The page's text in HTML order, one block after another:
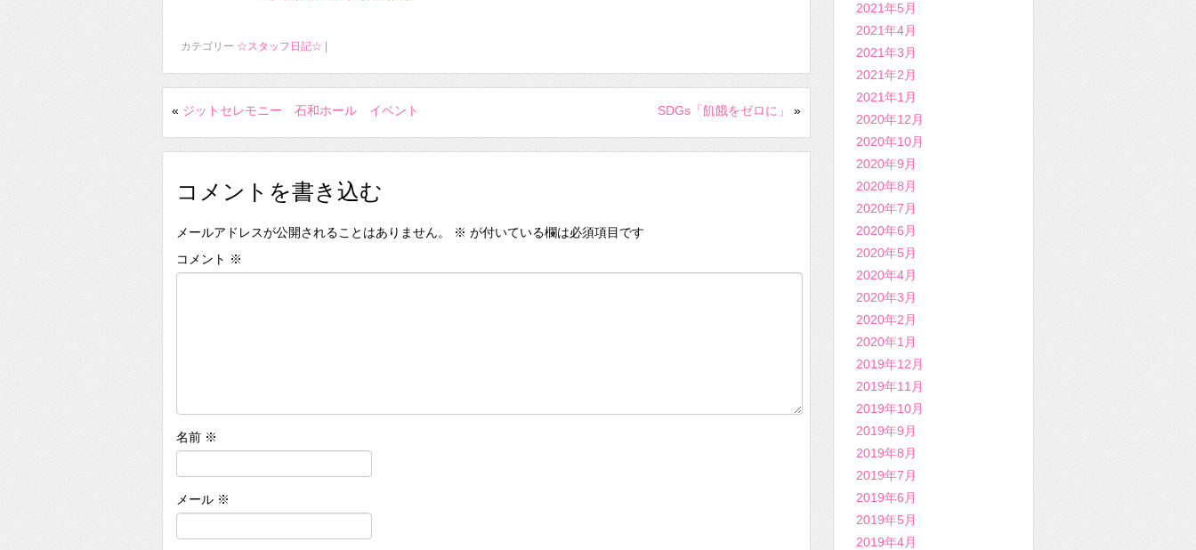
カテゴリー ☆スタッフ日記☆
« ジットセレモニー 石和ホール イベント SDGs「飢餓をゼロに」 »
コメントを書き込む
メールアドレスが公開されることはありません。 ※ が付いている欄は必須項目です
コメント ※
名前 ※
メール ※
2021年5月
2021年4月
2021年3月
2021年2月
2021年1月
2020年12月
2020年10月
2020年9月
2020年8月
2020年7月
2020年6月
2020年5月
2020年4月
2020年3月
2020年2月
2020年1月
2019年12月
2019年11月
2019年10月
2019年9月
2019年8月
2019年7月
2019年6月
2019年5月
2019年4月